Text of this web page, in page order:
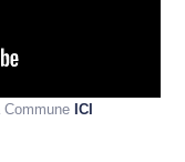
ICI